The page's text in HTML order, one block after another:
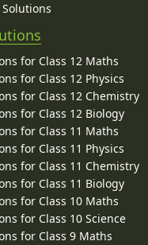
for Class 12 Maths
for Class 12 Physics
for Class 12 Chemistry
for Class 12 Biology
for Class 11 Maths
for Class 11 Physics
for Class 11 Chemistry
for Class 11 Biology
for Class 10 Maths
for Class 10 Science
for Class 9 Maths